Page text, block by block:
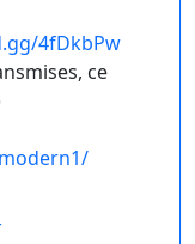
4fDkbPw
ce